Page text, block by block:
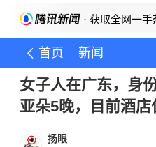
· 获取全网一手
首页 新闻
女子人在广东，身
亚朵5晚，目前酒
扬眼